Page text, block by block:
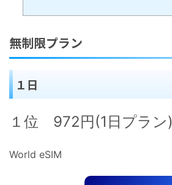
無制限プラン
１日
１位 972円(1日プラン)
World eSIM